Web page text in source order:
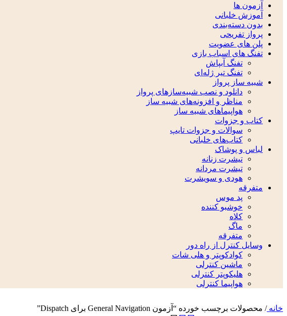
آزمون ها
آموزش خلبانی
بدون دسته‌بندی
پرواز تفریحی
پلن های عضویت
تفنگ های اسباب بازی
تفنگ آبپاش
تفنگ تیر ژله‌ای
شبیه ساز پرواز
دانلود و نصب شبیه‌سازهای پرواز
مناظر و افزونه‌های شبیه ساز
هواپیماهای شبیه ساز
کتاب و جزوات
سوالات و جزوات تایپ
کتاب‌های خلبانی
لباس و پوشاک
تیشرت زنانه
تیشرت مردانه
هودی و سویشرت
متفرقه
پد موس
خوشبو کننده
کلاه
ماگ
متفرقه
وسایل کنترل از راه دور
کوادکوپتر و هلی شات
ماشین کنترلی
هلیکوپتر کنترلی
هواپیما کنترلی
خانه/ محصولات برچسب خورده “آزمون General Navigation برای Dispatch”